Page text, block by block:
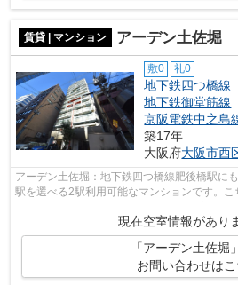
賃貸 | マンション アーデン土佐堀
敷0 礼0
地下鉄四つ橋線
地下鉄御堂筋線
京阪電鉄中之島
築17年
大阪府大阪市西
アーデン土佐堀：地下鉄四つ橋線肥後橋駅に
駅を選べる2駅利用可能なマンションです。
支払いいただけるマンションです。外壁...
現在空室情報があり
「アーデン土佐堀
お問い合わせはこ